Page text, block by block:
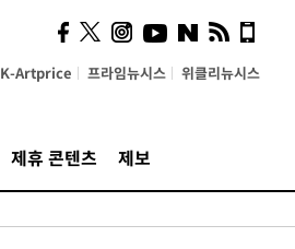
K-Artprice 프라임뉴시스 위클리뉴시스
제휴 콘텐츠 제보
사이 해답 찾았죠"…알을
깨고 나온 '초자아'